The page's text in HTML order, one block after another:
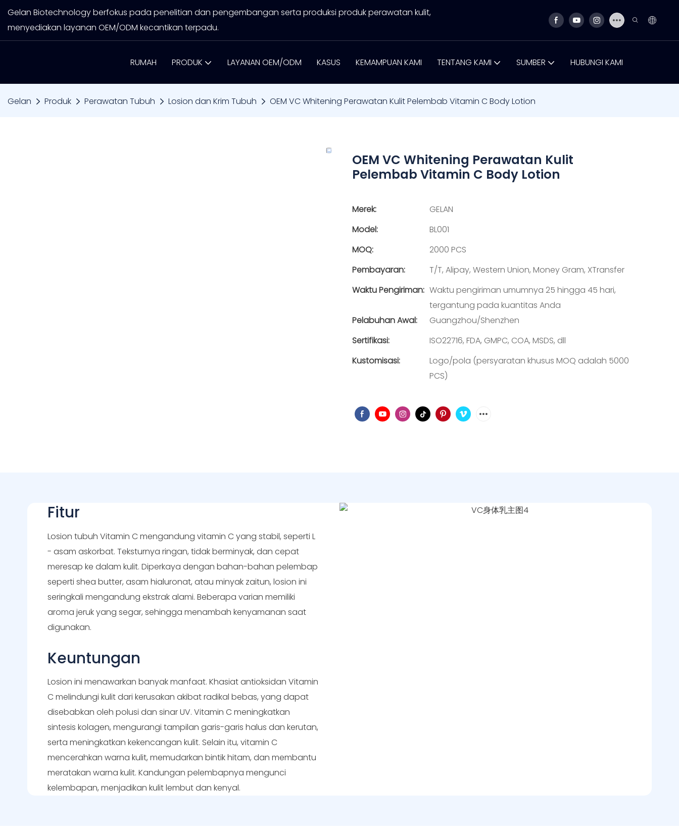
Gelan Biotechnology berfokus pada penelitian dan pengembangan serta produksi produk perawatan kulit,
menyediakan layanan OEM/ODM kecantikan terpadu.
RUMAH PRODUK LAYANAN OEM/ODM KASUS KEMAMPUAN KAMI TENTANG KAMI SUMBER HUBUNGI KAMI
Gelan Produk Perawatan Tubuh Losion dan Krim Tubuh OEM VC Whitening Perawatan Kulit Pelembab Vitamin C Body Lotion
OEM VC Whitening Perawatan Kulit
Pelembab Vitamin C Body Lotion
Merek:
GELAN
Model:
BL001
MOQ:
2000 PCS
Pembayaran:
T/T, Alipay, Western Union, Money Gram, XTransfer
Waktu Pengiriman: Waktu pengiriman umumnya 25 hingga 45 hari,
tergantung pada kuantitas Anda
Pelabuhan Awal:
Guangzhou/Shenzhen
Sertifikasi:
ISO22716, FDA, GMPC, COA, MSDS, dll
Kustomisasi:
Logo/pola (persyaratan khusus MOQ adalah 5000
PCS)
Fitur
Losion tubuh Vitamin C mengandung vitamin C yang stabil, seperti L
- asam askorbat. Teksturnya ringan, tidak berminyak, dan cepat
meresap ke dalam kulit. Diperkaya dengan bahan-bahan pelembap
seperti shea butter, asam hialuronat, atau minyak zaitun, losion ini
seringkali mengandung ekstrak alami. Beberapa varian memiliki
aroma jeruk yang segar, sehingga menambah kenyamanan saat
digunakan.
Keuntungan
Losion ini menawarkan banyak manfaat. Khasiat antioksidan Vitamin
C melindungi kulit dari kerusakan akibat radikal bebas, yang dapat
disebabkan oleh polusi dan sinar UV. Vitamin C meningkatkan
sintesis kolagen, mengurangi tampilan garis-garis halus dan kerutan,
serta meningkatkan kekencangan kulit. Selain itu, vitamin C
mencerahkan warna kulit, memudarkan bintik hitam, dan membantu
meratakan warna kulit. Kandungan pelembapnya mengunci
kelembapan, menjadikan kulit lembut dan kenyal.